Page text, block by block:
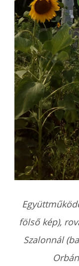
fölső kép),
Szalonnál